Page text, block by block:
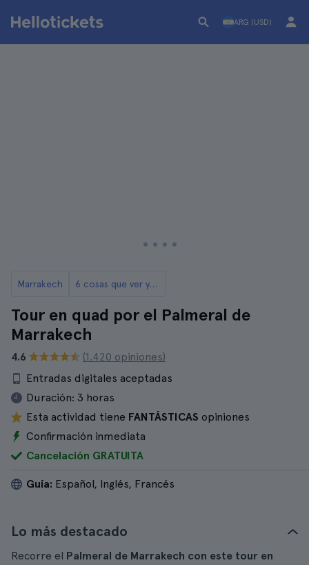
ARG (USD)
Marrakech 6 cosas que ver y hacer en el Palmeral de Marrakech
Tour en quad por el Palmeral de
Marrakech
4.6
(1.420 opiniones)
Entradas digitales aceptadas
Duración: 3 horas
Esta actividad tiene FANTÁSTICAS opiniones
Confirmación inmediata
Cancelación GRATUITA
Guía: Español, Inglés, Francés
Lo más destacado
Recorre el Palmeral de Marrakech con este tour en